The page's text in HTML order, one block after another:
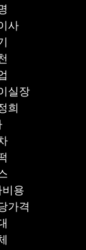
사
실장
희
용
가격